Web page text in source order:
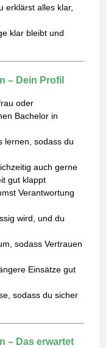
erklärst alles klar,
klar bleibt und
– Dein Profil
oder
Bachelor in
lernen, sodass du
auch gerne
gut klappt
Verantwortung
wird, und du
sodass Vertrauen
Einsätze gut
sodass du sicher
– Das erwartet